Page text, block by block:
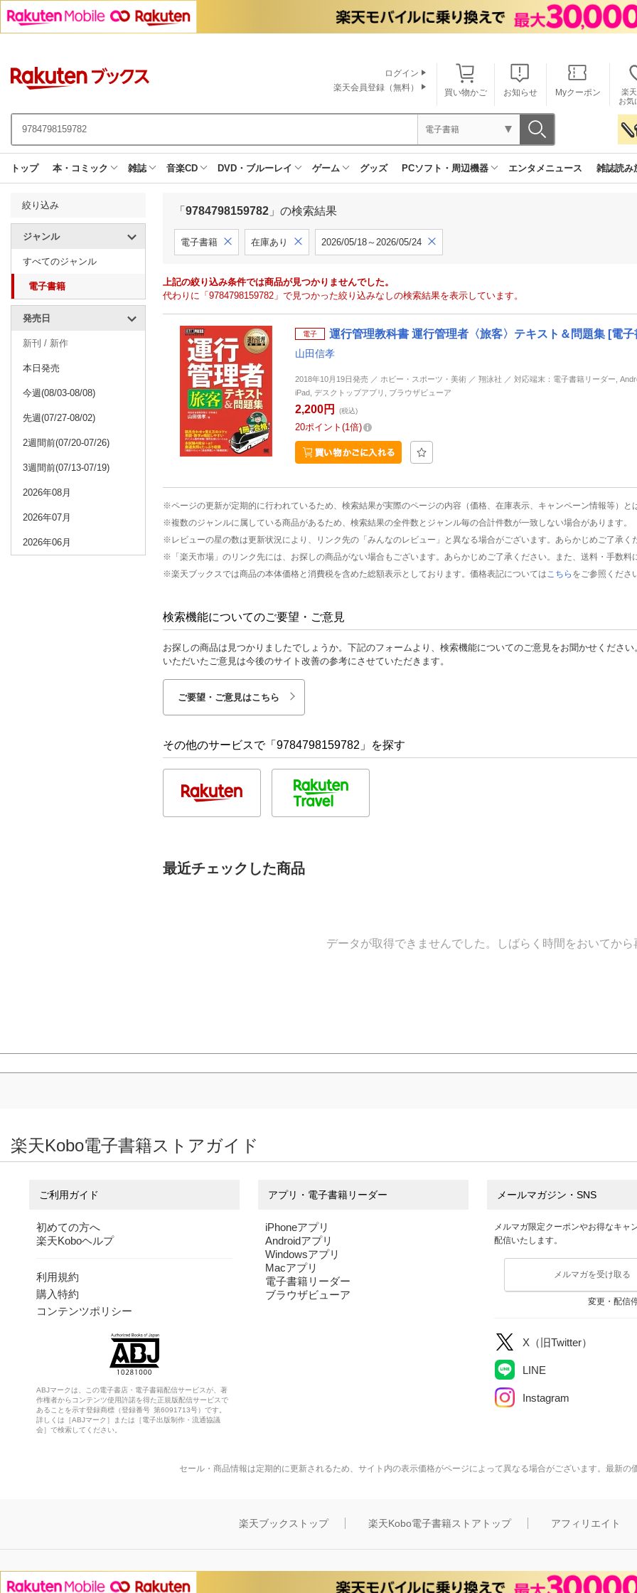
買い物かご お知らせ Myクーポン
楽
お気
ログイン
楽天会員登録（無料）
電子書籍
トップ 本・コミック 雑誌 音楽CD DVD・ブルーレイ ゲーム グッズ PCソフト・周辺機器 エンタメニュース 雑誌読み
絞り込み
ジャンル
すべてのジャンル
電子書籍
発売日
新刊 / 新作
本日発売
今週(08/03-08/08)
先週(07/27-08/02)
2週間前(07/20-07/26)
3週間前(07/13-07/19)
2026年08月
2026年07月
2026年06月
「 9784798159782 」の検索結果
電子書籍 在庫あり 2026/05/18～2026/05/24
上記の絞り込み条件では商品が見つかりませんでした。
代わりに「9784798159782」で見つかった絞り込みなしの検索結果を表示しています。
電子 運行管理教科書 運行管理者〈旅客〉テキスト＆問題集 [電子
山田信孝
2018年10月19日発売 ／ ホビー・スポーツ・美術 ／ 翔泳社 ／ 対応端末：電子書籍リーダー,
iPad, デスクトップアプリ, ブラウザビューア
2,200円 (税込)
20ポイント 1倍
※ページの更新が定期的に行われているため、検索結果が実際のページの内容（価格、在庫表示、キャンペーン情報等）と
※複数のジャンルに属している商品があるため、検索結果の全件数とジャンル毎の合計件数が一致しない場合があります。
※レビューの星の数は更新状況により、リンク先の「みんなのレビュー」と異なる場合がございます。あらかじめご了承く
※「楽天市場」のリンク先には、お探しの商品がない場合もございます。あらかじめご了承ください。また、送料・手数料
※楽天ブックスでは商品の本体価格と消費税を含めた総額表示としております。価格表記については こちら をご参照くださ
検索機能についてのご要望・ご意見
お探しの商品は見つかりましたでしょうか。下記のフォームより、検索機能についてのご意見をお聞かせください
いただいたご意見は今後のサイト改善の参考にさせていただきます。
ご要望・ご意見はこちら
その他のサービスで「9784798159782」を探す
最近チェックした商品
データが取得できませんでした。しばらく時間をおいてから
楽天Kobo電子書籍ストアガイド
ご利用ガイド
初めての方へ
楽天Koboヘルプ
利用規約
購入特約
コンテンツポリシー
ABJマークは、この電子書店・電子書籍配信サービスが、著
作権者からコンテンツ使用許諾を得た正規版配信サービスで
あることを示す登録商標（登録番号 第6091713号）です。
詳しくは［ABJマーク］または［電子出版制作・流通協議
会］で検索してください。
アプリ・電子書籍リーダー
iPhoneアプリ
Androidアプリ
Windowsアプリ
Macアプリ
電子書籍リーダー
ブラウザビューア
メールマガジン・SNS
メルマガ限定クーポンやお得なキャ
配信いたします。
メルマガを受け取る
変更・配信
X（旧Twitter）
LINE
Instagram
セール・商品情報は定期的に更新されるため、サイト内の表示価格がページによって異なる場合がございます。最新の
楽天ブックストップ 楽天Kobo電子書籍ストアトップ アフィリエイト